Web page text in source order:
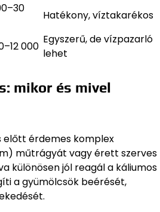
Hatékony, víztakarékos
000
Egyszerű, de vízpazarló
lehet
mikor és mivel
előtt érdemes komplex
műtrágyát vagy érett szerves
különösen jól reagál a káliumos
a gyümölcsök beérését,